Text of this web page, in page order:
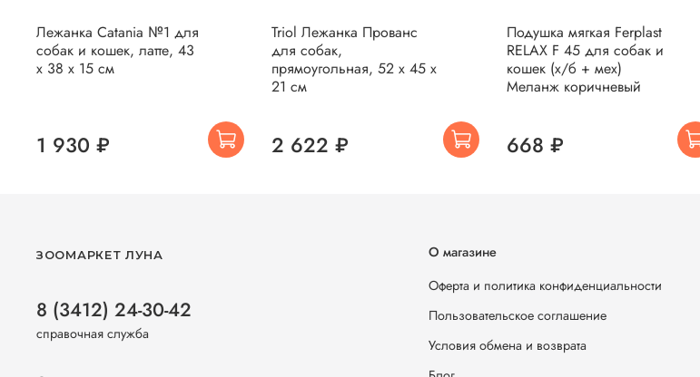
Лежанка Catania №1 для
собак и кошек, латте, 43
х 38 х 15 см
1 930 ₽
Triol Лежанка Прованс
для собак,
прямоугольная, 52 x 45 x
21 см
2 622 ₽
Подушка мягкая Ferplast
RELAX F 45 для собак и
кошек (х/б + мех)
Меланж коричневый
668 ₽
О магазине
Оферта и политика конфиденциальности
Пользовательское соглашение
Условия обмена и возврата
ЗООМАРКЕТ ЛУНА
8 (3412) 24-30-42
справочная служба